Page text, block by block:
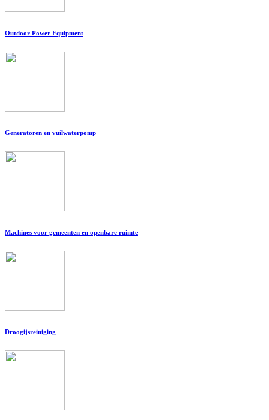
Outdoor Power Equipment
Generatoren en vuilwaterpomp
Machines voor gemeenten en openbare ruimte
Droogijsreiniging